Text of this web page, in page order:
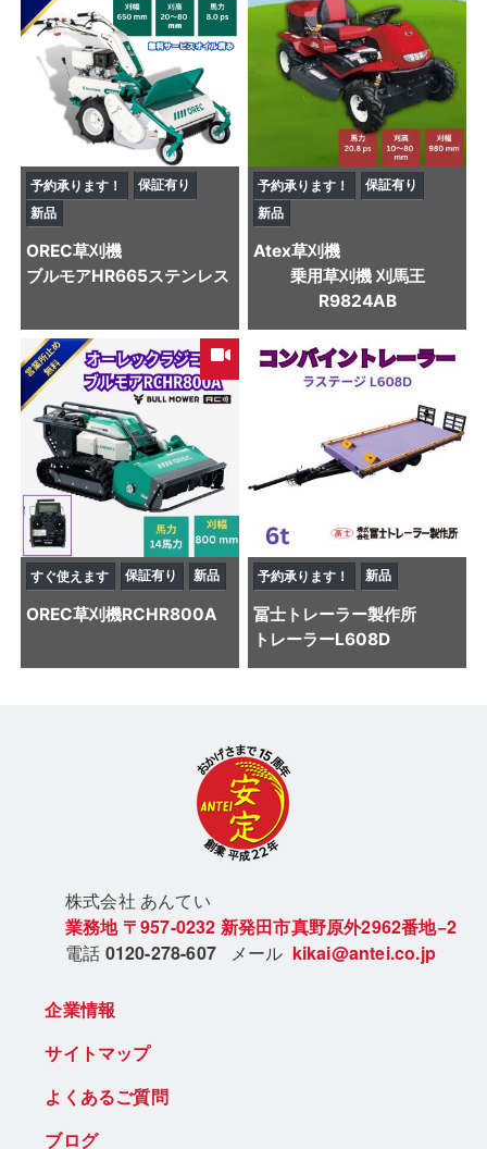
予約承ります！
保証有り
新品
OREC草刈機
ブルモアHR665ステンレス
予約承ります！
保証有り
新品
Atex草刈機
乗用草刈機 刈馬王
R9824AB
すぐ使えます 保証有り 新品
OREC草刈機RCHR800A
予約承ります！ 新品
冨士トレーラー製作所
トレーラーL608D
株式会社 あんてい
業務地 〒957-0232 新発田市真野原外2962番地−2
電話 0120-278-607 メール kikai@antei.co.jp
企業情報
サイトマップ
よくあるご質問
ブログ